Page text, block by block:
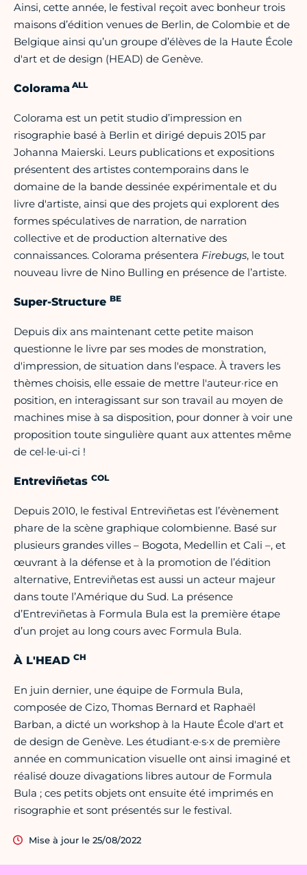
Ainsi, cette année, le festival reçoit avec bonheur trois
maisons d’édition venues de Berlin, de Colombie et de
Belgique ainsi qu’un groupe d’élèves de la Haute École
d'art et de design (HEAD) de Genève.
Colorama ALL
Colorama est un petit studio d’impression en
risographie basé à Berlin et dirigé depuis 2015 par
Johanna Maierski. Leurs publications et expositions
présentent des artistes contemporains dans le
domaine de la bande dessinée expérimentale et du
livre d'artiste, ainsi que des projets qui explorent des
formes spéculatives de narration, de narration
collective et de production alternative des
connaissances. Colorama présentera Firebugs, le tout
nouveau livre de Nino Bulling en présence de l’artiste.
Super-Structure BE
Depuis dix ans maintenant cette petite maison
questionne le livre par ses modes de monstration,
d'impression, de situation dans l'espace. À travers les
thèmes choisis, elle essaie de mettre l'auteur·rice en
position, en interagissant sur son travail au moyen de
machines mise à sa disposition, pour donner à voir une
proposition toute singulière quant aux attentes même
de cel·le·ui-ci !
Entreviñetas COL
Depuis 2010, le festival Entreviñetas est l’évènement
phare de la scène graphique colombienne. Basé sur
plusieurs grandes villes – Bogota, Medellin et Cali –, et
œuvrant à la défense et à la promotion de l’édition
alternative, Entreviñetas est aussi un acteur majeur
dans toute l’Amérique du Sud. La présence
d’Entreviñetas à Formula Bula est la première étape
d’un projet au long cours avec Formula Bula.
À L'HEAD CH
En juin dernier, une équipe de Formula Bula,
composée de Cizo, Thomas Bernard et Raphaël
Barban, a dicté un workshop à la Haute École d'art et
de design de Genève. Les étudiant·e·s·x de première
année en communication visuelle ont ainsi imaginé et
réalisé douze divagations libres autour de Formula
Bula ; ces petits objets ont ensuite été imprimés en
risographie et sont présentés sur le festival.
Mise à jour le 25/08/2022